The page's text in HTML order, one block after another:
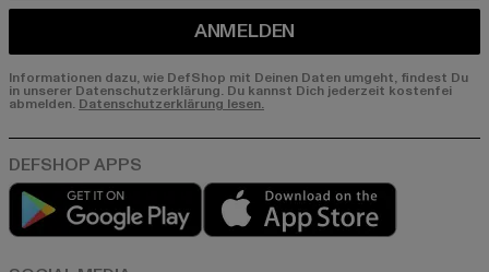
ANMELDEN
Informationen dazu, wie DefShop mit Deinen Daten umgeht, findest Du
in unserer Datenschutzerklärung. Du kannst Dich jederzeit kostenfei
abmelden. Datenschutzerklärung lesen.
Play market